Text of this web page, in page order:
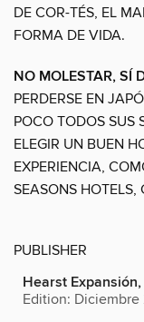
DE COR-TÉS, EL
FORMA DE VIDA.
NO MOLESTAR, SÍ
PERDERSE EN
POCO TODOS SUS
ELEGIR UN BUEN
EXPERIENCIA,
SEASONS HOTELS,
PUBLISHER
Hearst Expansión,
Edition: